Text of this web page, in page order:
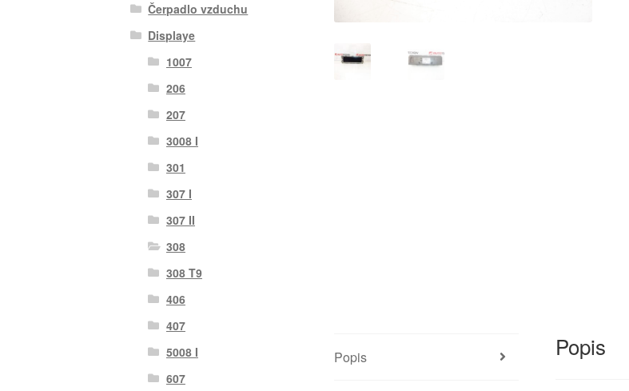
Popis Popis
Čerpadlo vzduchu
Displaye
1007
206
207
3008 I
301
307 I
307 II
308
308 T9
406
407
5008 I
607